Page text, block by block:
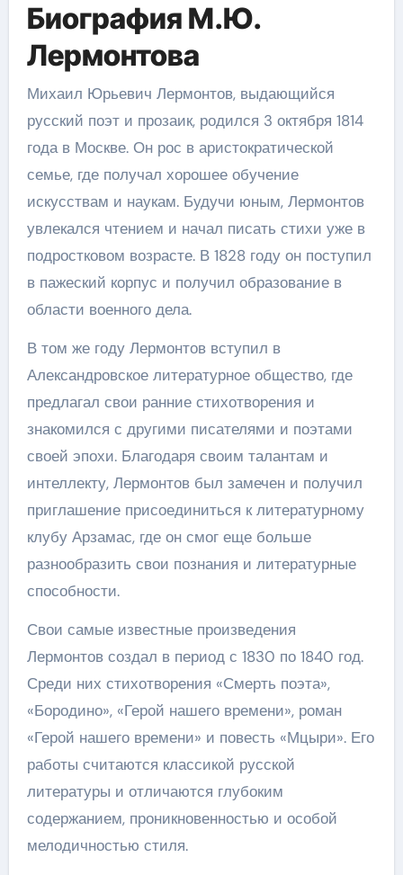
Биография М.Ю.
Лермонтова
Михаил Юрьевич Лермонтов, выдающийся
русский поэт и прозаик, родился 3 октября 1814
года в Москве. Он рос в аристократической
семье, где получал хорошее обучение
искусствам и наукам. Будучи юным, Лермонтов
увлекался чтением и начал писать стихи уже в
подростковом возрасте. В 1828 году он поступил
в пажеский корпус и получил образование в
области военного дела.
В том же году Лермонтов вступил в
Александровское литературное общество, где
предлагал свои ранние стихотворения и
знакомился с другими писателями и поэтами
своей эпохи. Благодаря своим талантам и
интеллекту, Лермонтов был замечен и получил
приглашение присоединиться к литературному
клубу Арзамас, где он смог еще больше
разнообразить свои познания и литературные
способности.
Свои самые известные произведения
Лермонтов создал в период с 1830 по 1840 год.
Среди них стихотворения «Смерть поэта»,
«Бородино», «Герой нашего времени», роман
«Герой нашего времени» и повесть «Мцыри». Его
работы считаются классикой русской
литературы и отличаются глубоким
содержанием, проникновенностью и особой
мелодичностью стиля.